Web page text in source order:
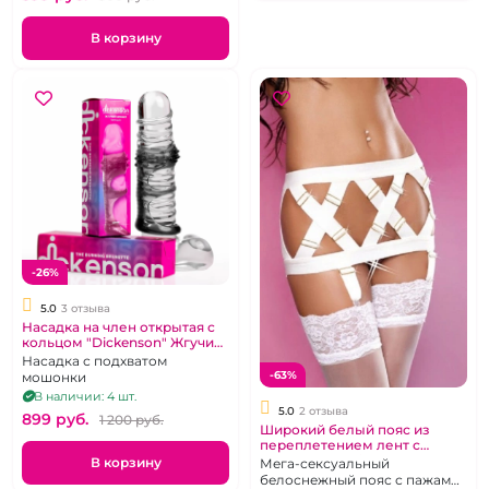
В корзину
-26%
5.0 3 отзыва
Насадка на член открытая с
кольцом "Dickenson" Жгучий
брюнет
Насадка с подхватом
мошонки
В наличии: 4 шт.
899 pуб. 1 200 pуб.
В корзину
-63%
5.0 2 отзыва
Широкий белый пояс из
переплетением лент с
пряжками "Lolitta"
Мега-сексуальный
белоснежный пояс с пажами